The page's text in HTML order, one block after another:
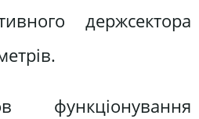
держсектора
функціонування